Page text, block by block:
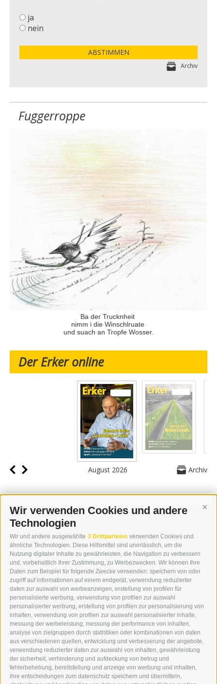
Wir verwenden Cookies und andere
Technologien
Wir und andere ausgewählte 3 Drittparteien verwenden Cookies und
ähnliche Technologien. Diese Hilfsmittel sind unerlässlich, um die
Nutzung digitaler Inhalte zu gewährleisten, die Navigation zu verbessern
und, vorbehaltlich Ihrer Zustimmung, zu Werbezwecken. Wir können Ihre
Daten zum Beispiel für folgende Zwecke verwenden: speichern von oder
zugriff auf informationen auf einem endgerät, verwendung reduzierter
daten zur auswahl von werbeanzeigen, erstellung von profilen für
personalisierte werbung, verwendung von profilen zur auswahl
personalisierter werbung, erstellung von profilen zur personalisierung von
inhalten, verwendung von profilen zur auswahl personalisierter inhalte,
messung der werbeleistung, messung der performance von inhalten,
analyse von zielgruppen durch statistiken oder kombinationen von daten
aus verschiedenen quellen, entwicklung und verbesserung der angebote,
verwendung reduzierter daten zur auswahl von inhalten, gewährleistung
der sicherheit, verhinderung und aufdeckung von betrug und
fehlerbehebung, bereitstellung und anzeige von werbung und inhalten,
ihre entscheidungen zum datenschutz speichern und übermitteln,
ja
nein
ABSTIMMEN
Archiv
Fuggerroppe
Ba der Trucknheit
nimm i die Winschlruate
und suach an Tropfe Wosser.
Der Erker online
August 2026 Archiv
KONTAKT
WIPP-MEDIA GMBH
DER ERKER
NEUSTADT 20A
I-39049 STERZING
TEL.: +39 0472 766876
GRAFIK@DERERKER.IT
INFO@DERERKER.IT
BARBARA.FONTANA@DERERKER.IT
DER ERKER
WERBEN IM ERKER
ONLINE-WERBUNG
SEPA-DAUERAUFTRAG